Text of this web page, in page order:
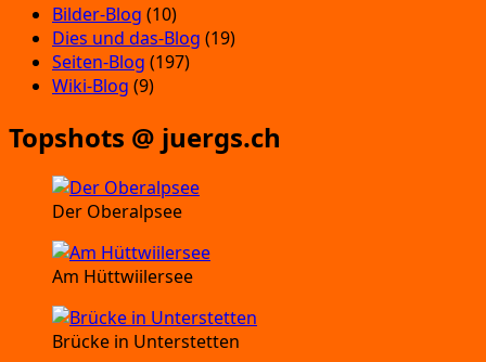
Bilder-Blog (10)
Dies und das-Blog (19)
Seiten-Blog (197)
Wiki-Blog (9)
Topshots @ juergs.ch
Der Oberalpsee
Am Hüttwiilersee
Brücke in Unterstetten